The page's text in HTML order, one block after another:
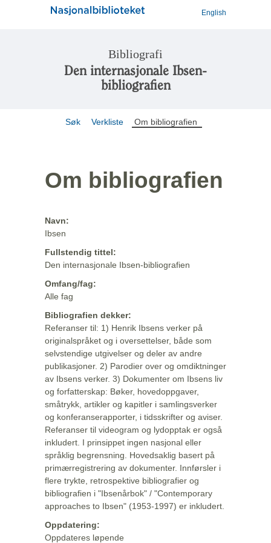
English
Bibliografi
Den internasjonale Ibsen-
bibliografien
Søk Verkliste Om bibliografien
Om bibliografien
Navn:
Ibsen
Fullstendig tittel:
Den internasjonale Ibsen-bibliografien
Omfang/fag:
Alle fag
Bibliografien dekker:
Referanser til: 1) Henrik Ibsens verker på
originalspråket og i oversettelser, både som
selvstendige utgivelser og deler av andre
publikasjoner. 2) Parodier over og omdiktninger
av Ibsens verker. 3) Dokumenter om Ibsens liv
og forfatterskap: Bøker, hovedoppgaver,
småtrykk, artikler og kapitler i samlingsverker
og konferanserapporter, i tidsskrifter og aviser.
Referanser til videogram og lydopptak er også
inkludert. I prinsippet ingen nasjonal eller
språklig begrensning. Hovedsaklig basert på
primærregistrering av dokumenter. Innførsler i
flere trykte, retrospektive bibliografier og
bibliografien i "Ibsenårbok" / "Contemporary
approaches to Ibsen" (1953-1997) er inkludert.
Oppdatering:
Oppdateres løpende